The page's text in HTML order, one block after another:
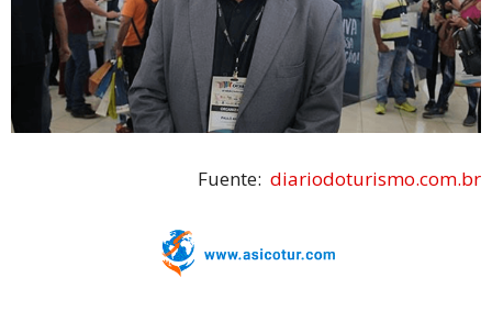
Fuente: diariodoturismo.com.br